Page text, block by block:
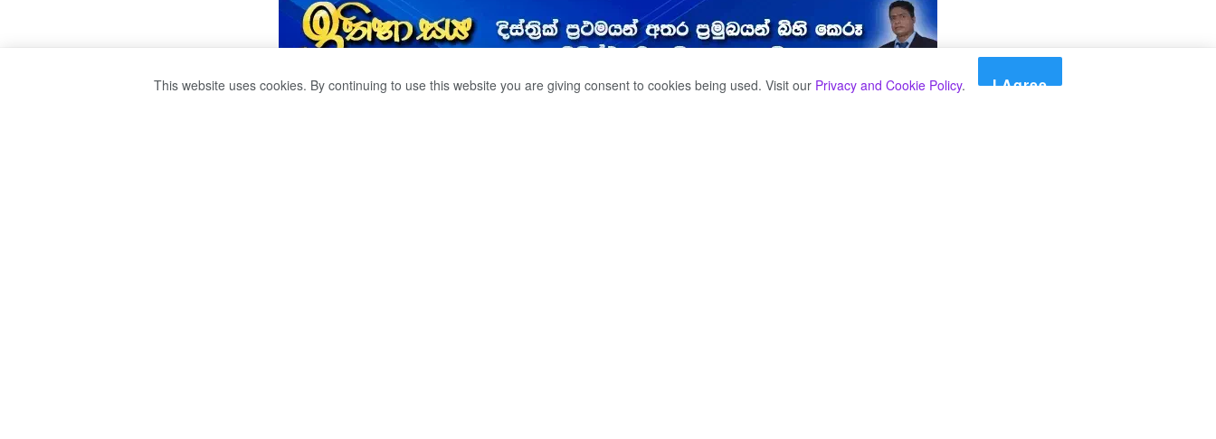
This website uses cookies. By continuing to use this website you are giving consent to cookies being used. Visit our Privacy and Cookie Policy. I Agree